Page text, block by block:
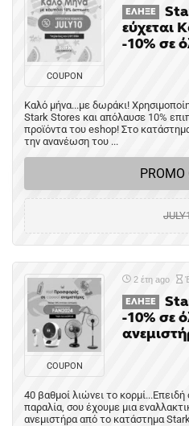
COUPON
ΈΛΗΞΕ
εύχεται
-10% σε
Καλό μήνα...με δωράκι!
Stark Stores και απόλαυσε 10%
προϊόντα του eshop! Στο
την ανανέωση του ...
PROMO
COUPON
2 έτη ago
ΈΛΗΞΕ
-10% σε
40 βαθμοί λιώνει το
παραλία, σου έχουμε μια
ανεμιστήρα από τo κατάστημα